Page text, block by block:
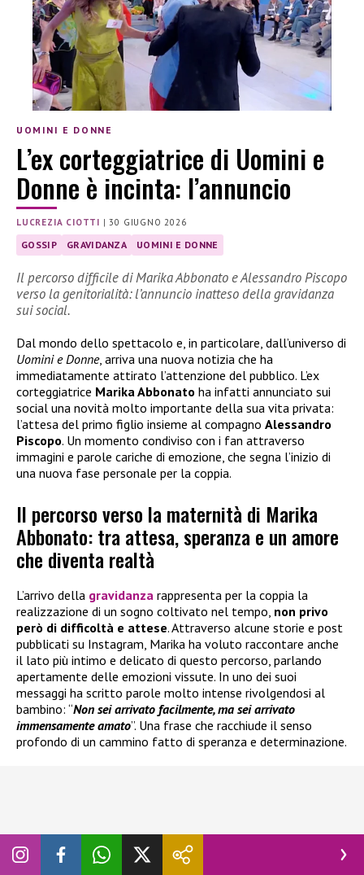
UOMINI E DONNE
L’ex corteggiatrice di Uomini e
Donne è incinta: l’annuncio
LUCREZIA CIOTTI |30 GIUGNO 2026
GOSSIP GRAVIDANZA UOMINI E DONNE
Il percorso difficile di Marika Abbonato e Alessandro Piscopo
verso la genitorialità: l’annuncio inatteso della gravidanza
sui social.
Dal mondo dello spettacolo e, in particolare, dall’universo di
Uomini e Donne, arriva una nuova notizia che ha
immediatamente attirato l’attenzione del pubblico. L’ex
corteggiatrice Marika Abbonato ha infatti annunciato sui
social una novità molto importante della sua vita privata:
l’attesa del primo figlio insieme al compagno Alessandro
Piscopo. Un momento condiviso con i fan attraverso
immagini e parole cariche di emozione, che segna l’inizio di
una nuova fase personale per la coppia.
Il percorso verso la maternità di Marika
Abbonato: tra attesa, speranza e un amore
che diventa realtà
L’arrivo della gravidanza rappresenta per la coppia la
realizzazione di un sogno coltivato nel tempo, non privo
però di difficoltà e attese. Attraverso alcune storie e post
pubblicati su Instagram, Marika ha voluto raccontare anche
il lato più intimo e delicato di questo percorso, parlando
apertamente delle emozioni vissute. In uno dei suoi
messaggi ha scritto parole molto intense rivolgendosi al
bambino: “Non sei arrivato facilmente, ma sei arrivato
immensamente amato”. Una frase che racchiude il senso
profondo di un cammino fatto di speranza e determinazione.